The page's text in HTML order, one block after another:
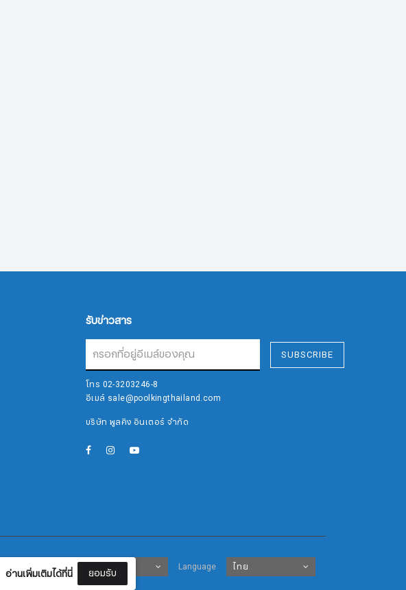
อ่านเพิ่มเติมได้ที่นี่ ยอมรับ
รับข่าวสาร
SUBSCRIBE
โทร 02-3203246-8
อีเมล์ sale@poolkingthailand.com
บริษัท พูลคิง อินเตอร์ จำกัด
Currency ฿ บาท Language ไทย